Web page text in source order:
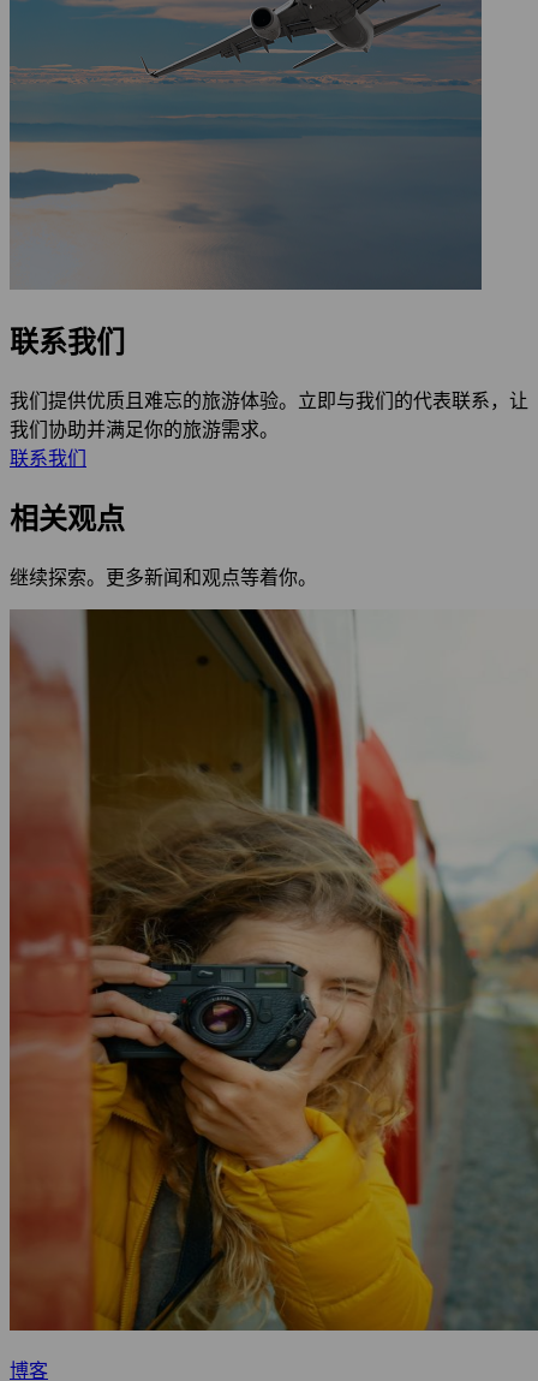
联系我们
我们提供优质且难忘的旅游体验。立即与我们的代表联系，让
我们协助并满足你的旅游需求。
联系我们
相关观点
继续探索。更多新闻和观点等着你。
博客